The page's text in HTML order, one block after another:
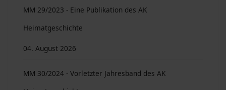
MM 29/2023 - Eine Publikation des AK
Heimatgeschichte
04. August 2026
MM 30/2024 - Vorletzter Jahresband des AK